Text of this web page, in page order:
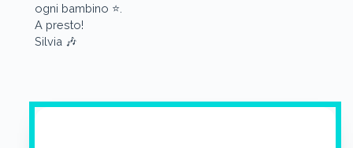
ogni bambino ⭐️.
A presto!
Silvia 🎶